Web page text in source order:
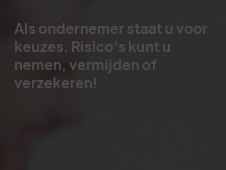
Als ondernemer staat u voor
keuzes. Risico's kunt u
nemen, vermijden of
verzekeren!